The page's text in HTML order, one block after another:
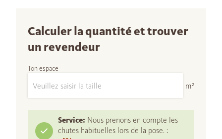
Calculer la quantité et trouver
un revendeur
Ton espace
m²
Service: Nous prenons en compte les
chutes habituelles lors de la pose. :